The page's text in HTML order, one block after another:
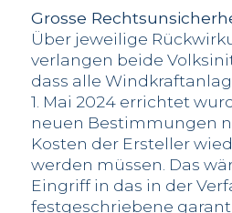
Grosse
Über jeweilige
verlangen beide
dass alle
1. Mai 2024 errichtet
neuen Bestimmungen
Kosten der Ersteller
werden müssen. Das
Eingriff in das in der
festgeschriebene